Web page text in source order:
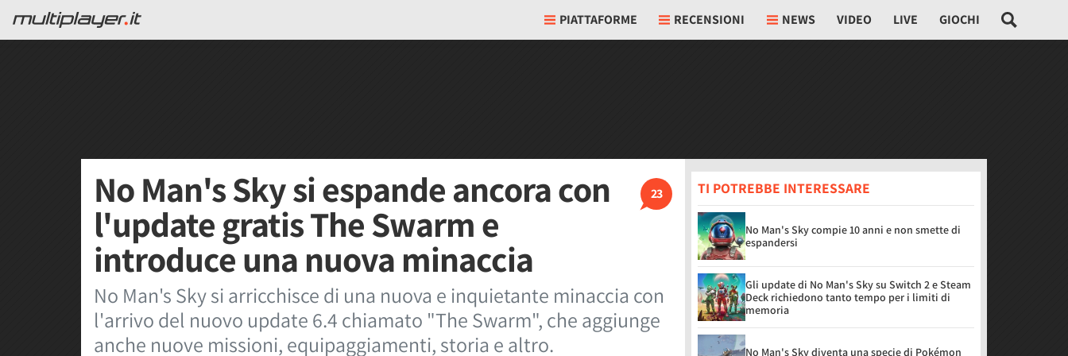
PIATTAFORME RECENSIONI NEWS VIDEO LIVE GIOCHI
23
No Man's Sky si espande ancora con
l'update gratis The Swarm e
introduce una nuova minaccia
No Man's Sky si arricchisce di una nuova e inquietante minaccia con
l'arrivo del nuovo update 6.4 chiamato "The Swarm", che aggiunge
anche nuove missioni, equipaggiamenti, storia e altro.
TI POTREBBE INTERESSARE
No Man's Sky compie 10 anni e non smette di
espandersi
Gli update di No Man's Sky su Switch 2 e Steam
Deck richiedono tanto tempo per i limiti di
memoria
No Man's Sky diventa una specie di Pokémon